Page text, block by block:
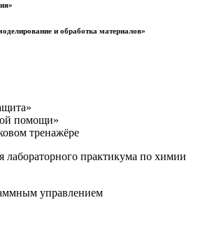
и обработка материалов»
помощи»
тренажёре
лабораторного практикума по химии
управлением